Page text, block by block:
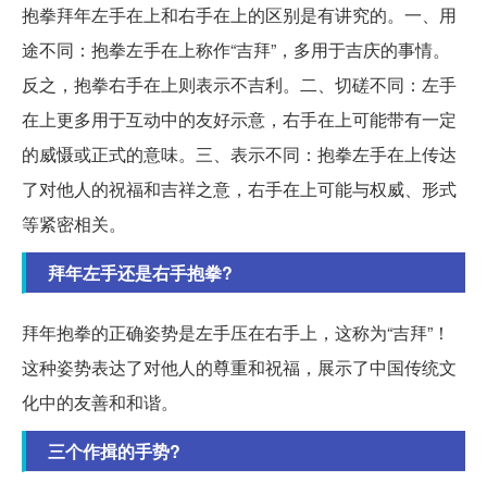
抱拳拜年左手在上和右手在上的区别是有讲究的。一、用
途不同：抱拳左手在上称作“吉拜”，多用于吉庆的事情。
反之，抱拳右手在上则表示不吉利。二、切磋不同：左手
在上更多用于互动中的友好示意，右手在上可能带有一定
的威慑或正式的意味。三、表示不同：抱拳左手在上传达
了对他人的祝福和吉祥之意，右手在上可能与权威、形式
等紧密相关。
拜年左手还是右手抱拳?
拜年抱拳的正确姿势是左手压在右手上，这称为“吉拜”！
这种姿势表达了对他人的尊重和祝福，展示了中国传统文
化中的友善和和谐。
三个作揖的手势?